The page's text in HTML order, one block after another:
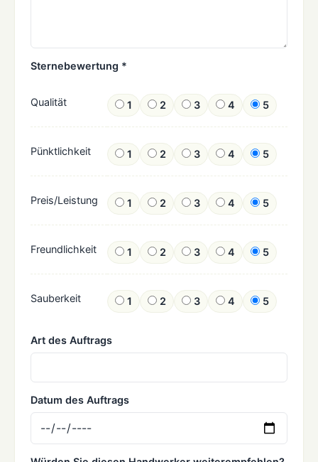
Sternebewertung *
Qualität 1 2 3 4 5
Pünktlichkeit 1 2 3 4 5
Preis/Leistung 1 2 3 4 5
Freundlichkeit 1 2 3 4 5
Sauberkeit 1 2 3 4 5
Art des Auftrags
Datum des Auftrags